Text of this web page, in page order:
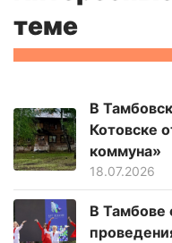
теме
В
Котовске
коммуна»
18.07.2026
В Тамбове